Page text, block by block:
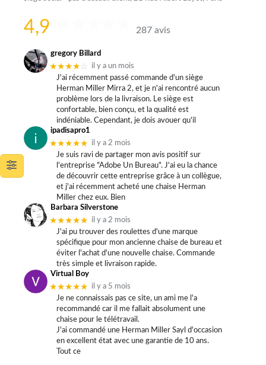
4,9 287 avis
gregory Billard
★★★★☆
il y a un mois
J'ai récemment passé commande d'un siège
Herman Miller Mirra 2, et je n'ai rencontré aucun
problème lors de la livraison. Le siège est
confortable, bien conçu, et la qualité est
indéniable. Cependant, je dois avouer qu'il
ipadisapro1
★★★★★
il y a 2 mois
Je suis ravi de partager mon avis positif sur
l'entreprise "Adobe Un Bureau". J'ai eu la chance
de découvrir cette entreprise grâce à un collègue,
et j'ai récemment acheté une chaise Herman
Miller chez eux. Bien
Barbara Silverstone
★★★★★
il y a 2 mois
J'ai pu trouver des roulettes d'une marque
spécifique pour mon ancienne chaise de bureau et
éviter l'achat d'une nouvelle chaise. Commande
très simple et livraison rapide.
Virtual Boy
★★★★★
il y a 5 mois
Je ne connaissais pas ce site, un ami me l'a
recommandé car il me fallait absolument une
chaise pour le télétravail.
J'ai commandé une Herman Miller Sayl d'occasion
en excellent état avec une garantie de 10 ans.
Tout ce